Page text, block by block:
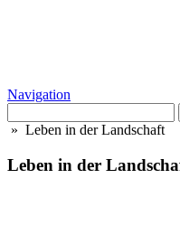
Navigation
nach:
» Leben in der Landschaft
Leben in der